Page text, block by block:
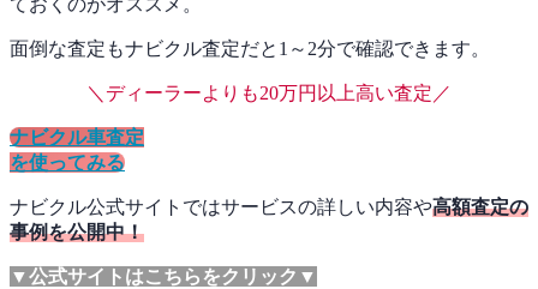
ておくのがオススメ。
面倒な査定もナビクル査定だと1～2分で確認できます。
＼ディーラーよりも20万円以上高い査定／
ナビクル車査定
を使ってみる
ナビクル公式サイトではサービスの詳しい内容や高額査定の
事例を公開中！
▼公式サイトはこちらをクリック▼